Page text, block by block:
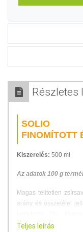
Részletes
SOLIO
FINOMÍTOTT
Kiszerelés: 500 ml
Az adatok 100 g
Magas telítetlen
arány és összetétel
optimális arányú
Teljes leírás